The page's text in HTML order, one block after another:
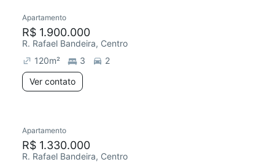
Apartamento
R$ 1.900.000
R. Rafael Bandeira, Centro
120m² 3
2
Ver contato
Apartamento
R$ 1.330.000
R. Rafael Bandeira, Centro